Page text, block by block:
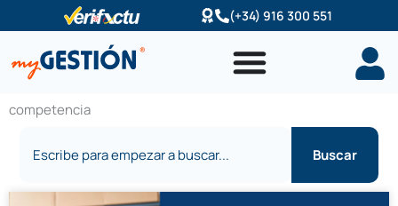
al
contenido
(+34) 916 300 551
competencia
Buscar